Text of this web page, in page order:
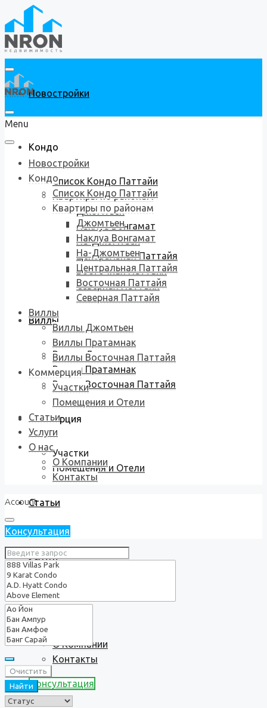
Новостройки
Кондо
Список Кондо Паттайи
Квартиры по районам
Джомтьен
Наклуа Вонгамат
На-Джомтьен
Центральная Паттайя
Восточная Паттайя
Северная Паттайя
Виллы
Виллы Джомтьен
Виллы Пратамнак
Виллы Восточная Паттайя
Коммерция
Участки
Помещения и Отели
Статьи
Услуги
О нас
О Компании
Контакты
Консультация
Menu
Новостройки
Кондо
Список Кондо Паттайи
Квартиры по районам
Джомтьен
Наклуа Вонгамат
На-Джомтьен
Центральная Паттайя
Восточная Паттайя
Северная Паттайя
Виллы
Виллы Джомтьен
Виллы Пратамнак
Виллы Восточная Паттайя
Коммерция
Участки
Помещения и Отели
Статьи
Услуги
О нас
О Компании
Контакты
Account
Консультация
Очистить
Найти